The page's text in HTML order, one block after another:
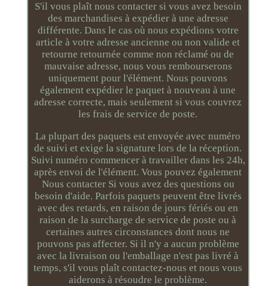
S'il vous plaît nous contacter si vous avez besoin
des marchandises à expédier à une adresse
différente. Dans le cas où nous expédions votre
article à votre adresse ancienne ou non valide et
retourne retournée comme non réclamé ou de
mauvaise adresse, nous vous rembourserons
uniquement pour l'élément. Nous pouvons
également expédier le paquet à nouveau à une
adresse correcte, mais seulement si vous couvrez
les frais de service de poste.
La plupart des paquets est envoyée avec numéro
de suivi et exige la signature lors de la réception.
Suivi numéro commencer à travailler dans les 24h,
après envoi de l'élément. Vous pouvez également
Nous contacter Si vous avez des questions ou
besoin d'aide. Parfois paquets peuvent être livrés
avec des retards, en raison de jours fériés ou en
raison de la surcharge de service de poste ou à
certaines autres circonstances dont nous ne
pouvons pas affecter. Si il n'y a aucun problème
avec la livraison ou l'emballage n'est pas livré à
temps, s'il vous plaît contactez-nous et nous vous
aiderons à résoudre le problème.